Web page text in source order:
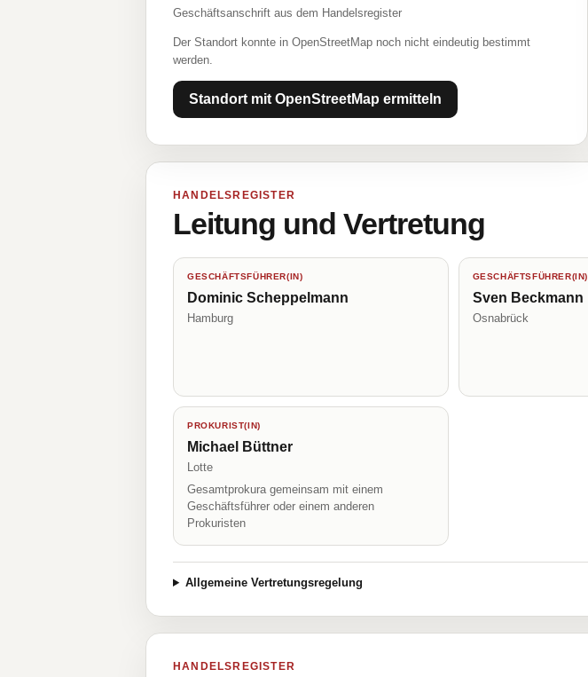
Geschäftsanschrift aus dem Handelsregister
Der Standort konnte in OpenStreetMap noch nicht eindeutig bestimmt
werden.
Standort mit OpenStreetMap ermitteln
HANDELSREGISTER
Leitung und Vertretung
GESCHÄFTSFÜHRER(IN)
Dominic Scheppelmann
Hamburg
GESCHÄFTSFÜHRER(IN)
Sven Beckmann
Osnabrück
PROKURIST(IN)
Michael Büttner
Lotte
Gesamtprokura gemeinsam mit einem
Geschäftsführer oder einem anderen
Prokuristen
Allgemeine Vertretungsregelung
HANDELSREGISTER